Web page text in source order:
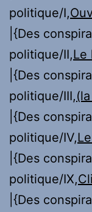
politique/I,
|{Des
politique/II,Le
|{Des
politique/III,
|{Des
politique/IV,
|{Des
politique/IX,
|{Des